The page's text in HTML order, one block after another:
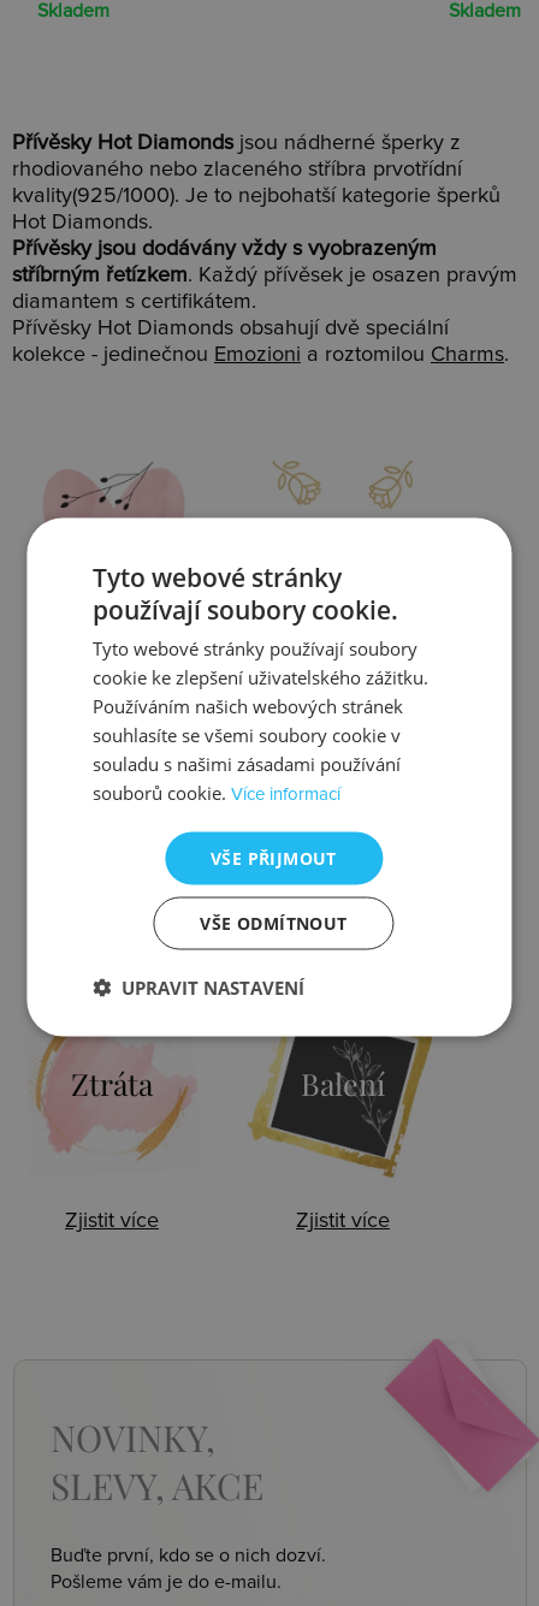
Přívěsky Hot Diamonds jsou nádherné šperky z
rhodiovaného nebo zlaceného stříbra prvotřídní
kvality(925/1000). Je to nejbohatší kategorie šperků
Hot Diamonds.
Přívěsky jsou dodávány vždy s vyobrazeným
stříbrným řetízkem. Každý přívěsek je osazen pravým
diamantem s certifikátem.
Přívěsky Hot Diamonds obsahují dvě speciální
kolekce - jedinečnou Emozioni a roztomilou Charms.
Slevy
Zjistit více
Doprava
Zjistit více
Kontrola
Zjistit více
Výměna
Zjistit více
Ztráta
Zjistit více
Balení
Zjistit více
NOVINKY,
SLEVY, AKCE
Buďte první, kdo se o nich dozví.
Pošleme vám je do e-mailu.
Tyto webové stránky
používají soubory cookie.
Tyto webové stránky používají soubory
cookie ke zlepšení uživatelského zážitku.
Používáním našich webových stránek
souhlasíte se všemi soubory cookie v
souladu s našimi zásadami používání
souborů cookie.Více informací
VŠE PŘIJMOUT
VŠE ODMÍTNOUT
UPRAVIT NASTAVENÍ